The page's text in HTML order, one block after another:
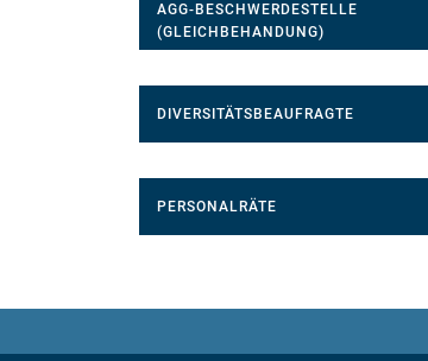
AGG-BESCHWERDESTELLE
(GLEICHBEHANDUNG)
DIVERSITÄTSBEAUFRAGTE
PERSONALRÄTE